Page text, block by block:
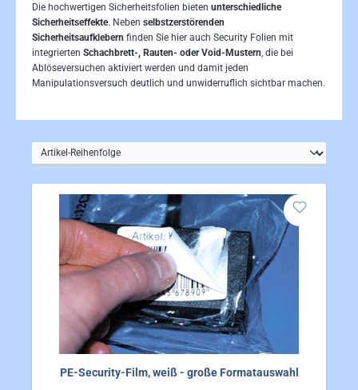
Die hochwertigen Sicherheitsfolien bieten unterschiedliche
Sicherheitseffekte. Neben selbstzerstörenden
Sicherheitsaufklebern finden Sie hier auch Security Folien mit
integrierten Schachbrett-, Rauten- oder Void-Mustern , die bei
Ablöseversuchen aktiviert werden und damit jeden
Manipulationsversuch deutlich und unwiderruflich sichtbar machen.
PE-Security-Film, weiß - große Formatauswahl